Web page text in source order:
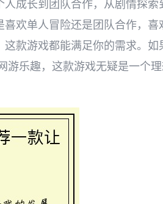
成长到团队合作，从剧情探索
欢单人冒险还是团队合作，喜
款游戏都能满足你的需求。如
游乐趣，这款游戏无疑是一个